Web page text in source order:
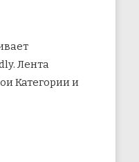
Лента
Категории и